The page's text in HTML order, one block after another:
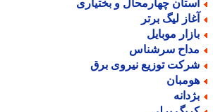
چهارمحال و بختیاری
لیگ برتر
موبایل
سرشناس
توزیع نیروی برق